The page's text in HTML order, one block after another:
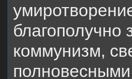
коммунизм,